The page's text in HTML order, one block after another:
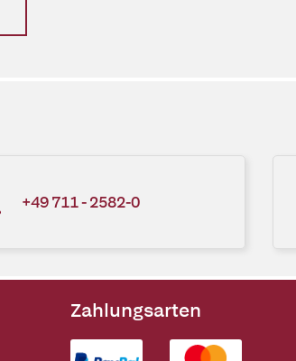
+49 711 - 2582-0
Zahlungsarten